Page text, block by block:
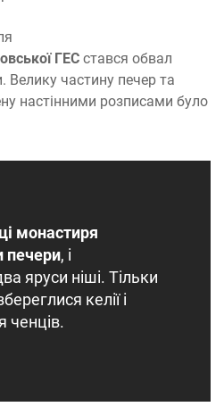
ГЕС стався обвал
Велику частину печер та
настінними розписами було
монастиря
печери, і
яруси ніші. Тільки
келії і
ченців.